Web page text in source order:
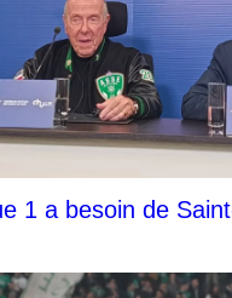
1 a besoin de